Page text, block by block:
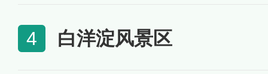
4 白洋淀风景区